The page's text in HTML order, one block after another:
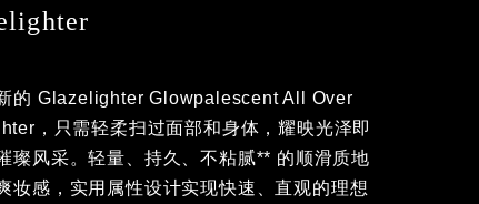
的 Glazelighter Glowpalescent All Over
，只需轻柔扫过面部和身体，耀映光泽即
璨风采。轻量、持久、不粘腻** 的顺滑质
爽妆感，实用属性设计实现快速、直观的理